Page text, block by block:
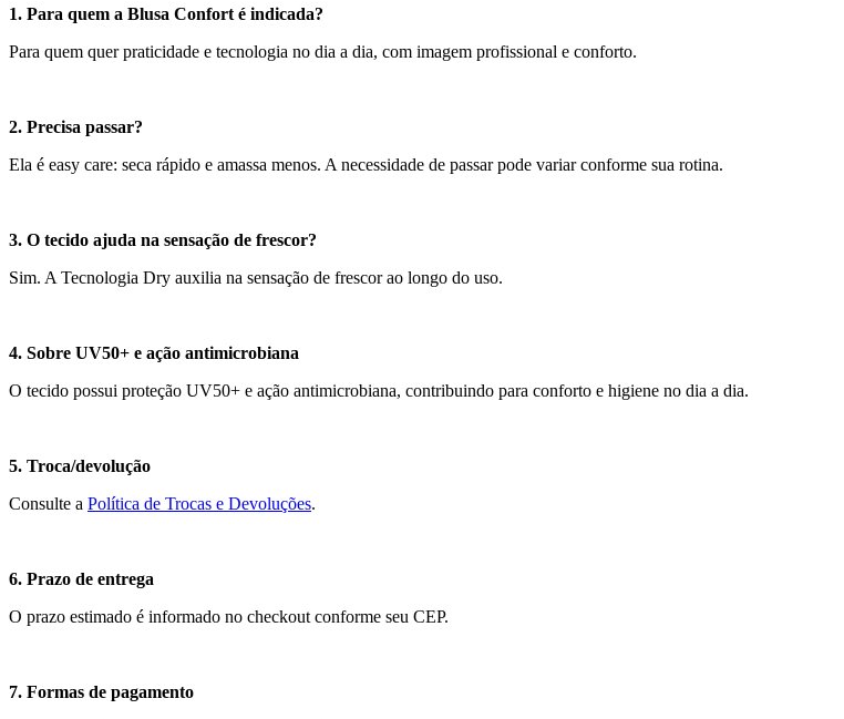
1. Para quem a Blusa Confort é indicada?
Para quem quer praticidade e tecnologia no dia a dia, com imagem profissional e conforto.
2. Precisa passar?
Ela é easy care: seca rápido e amassa menos. A necessidade de passar pode variar conforme sua rotina.
3. O tecido ajuda na sensação de frescor?
Sim. A Tecnologia Dry auxilia na sensação de frescor ao longo do uso.
4. Sobre UV50+ e ação antimicrobiana
O tecido possui proteção UV50+ e ação antimicrobiana, contribuindo para conforto e higiene no dia a dia.
5. Troca/devolução
Consulte a Política de Trocas e Devoluções.
6. Prazo de entrega
O prazo estimado é informado no checkout conforme seu CEP.
7. Formas de pagamento